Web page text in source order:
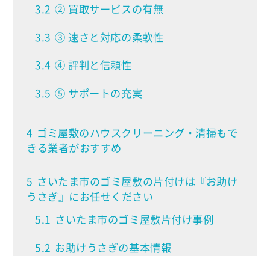
3.2 ② 買取サービスの有無
3.3 ③ 速さと対応の柔軟性
3.4 ④ 評判と信頼性
3.5 ⑤ サポートの充実
4 ゴミ屋敷のハウスクリーニング・清掃もで
きる業者がおすすめ
5 さいたま市のゴミ屋敷の片付けは『お助け
うさぎ』にお任せください
5.1 さいたま市のゴミ屋敷片付け事例
5.2 お助けうさぎの基本情報